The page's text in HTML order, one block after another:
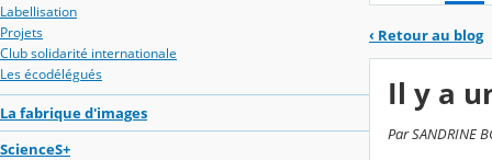
Labellisation
Projets
Club solidarité internationale
Les écodélégués
La fabrique d'images
ScienceS+
‹ Retour au blog
Il y a
Par SANDRINE